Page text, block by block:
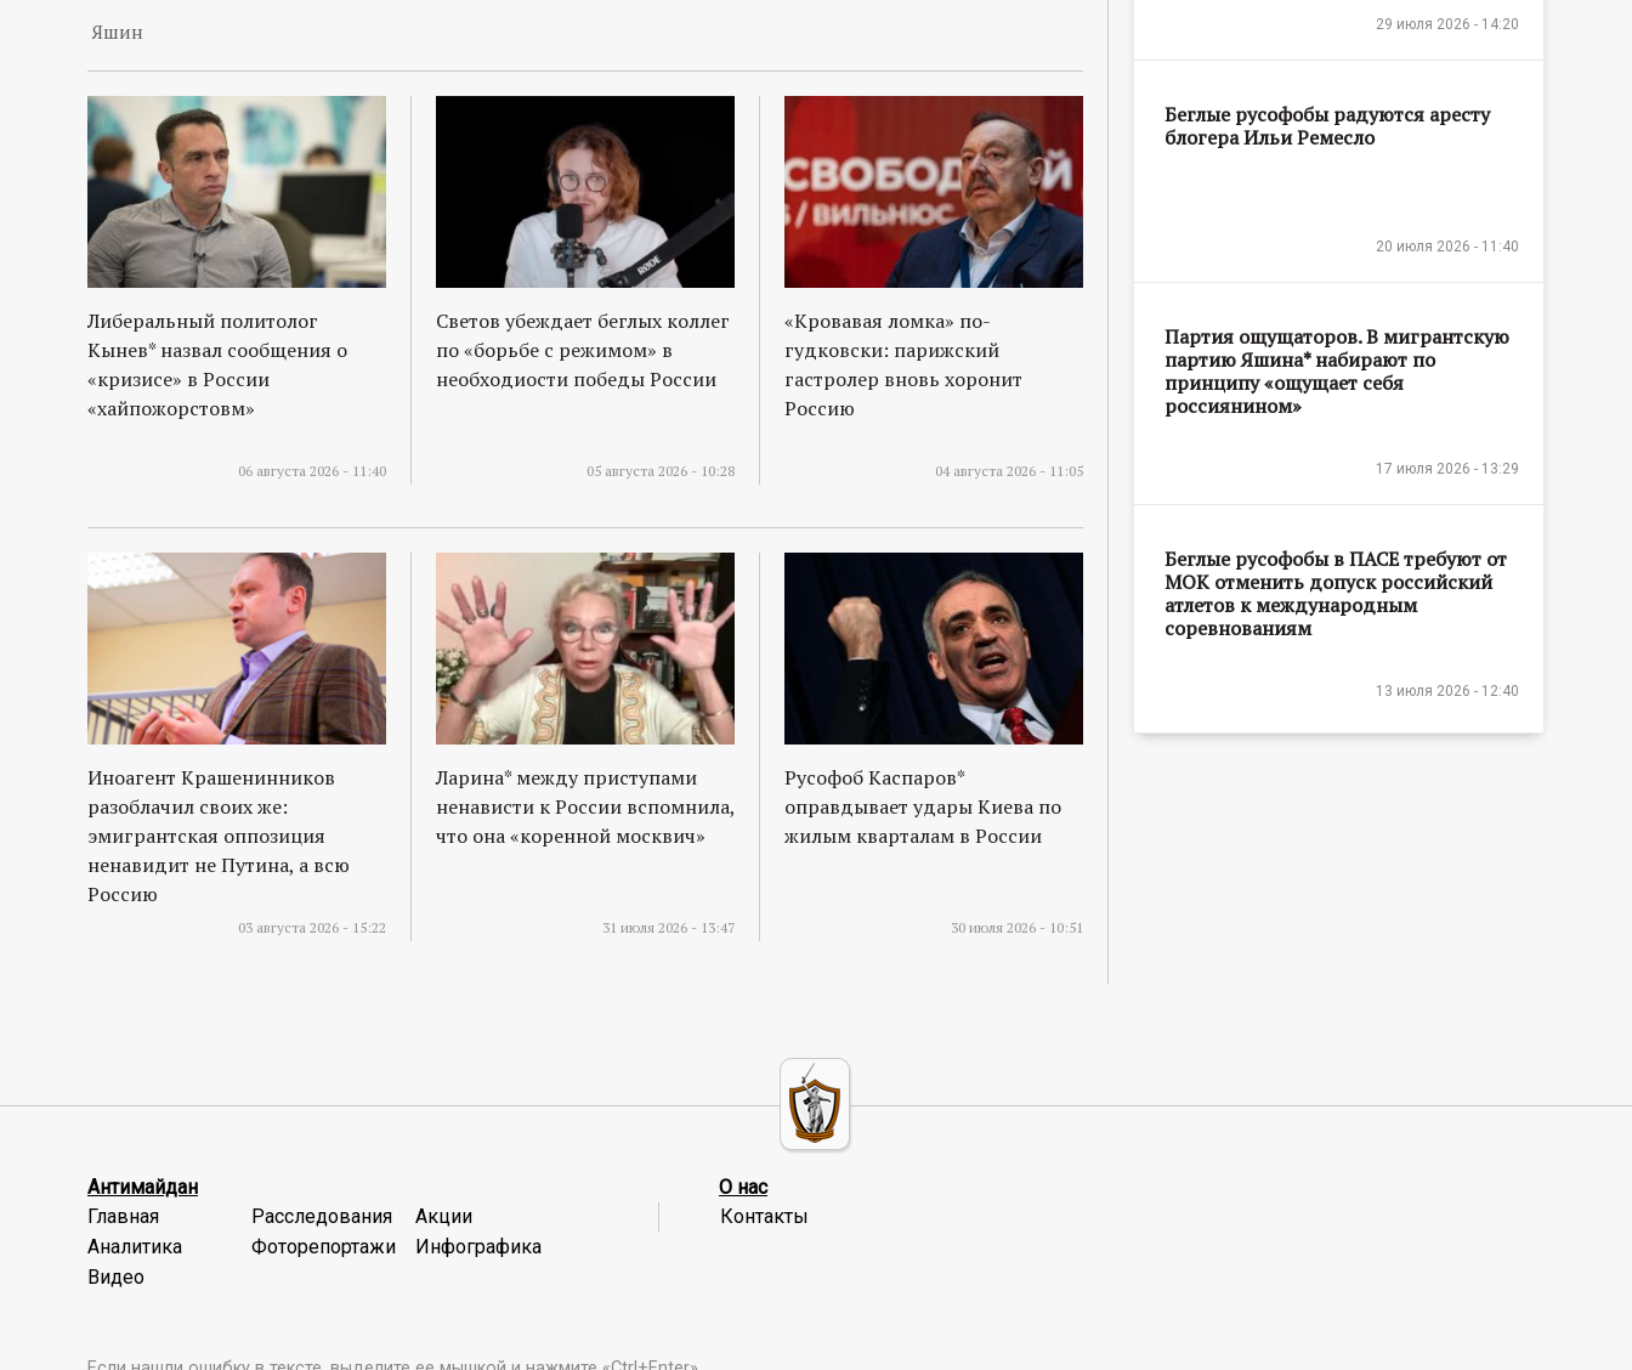
Яшин
Либеральный политолог
Кынев* назвал сообщения о
«кризисе» в России
«хайпожорстовм»
06 августа 2026 - 11:40
Светов убеждает беглых коллег
по «борьбе с режимом» в
необходиости победы России
05 августа 2026 - 10:28
«Кровавая ломка» по-
гудковски: парижский
гастролер вновь хоронит
Россию
04 августа 2026 - 11:05
Иноагент Крашенинников
разоблачил своих же:
эмигрантская оппозиция
ненавидит не Путина, а всю
Россию
03 августа 2026 - 15:22
Ларина* между приступами
ненависти к России вспомнила,
что она «коренной москвич»
31 июля 2026 - 13:47
Русофоб Каспаров*
оправдывает удары Киева по
жилым кварталам в России
30 июля 2026 - 10:51
29 июля 2026 - 14:20
Беглые русофобы радуются аресту
блогера Ильи Ремесло
20 июля 2026 - 11:40
Партия ощущаторов. В мигрантскую
партию Яшина* набирают по
принципу «ощущает себя
россиянином»
17 июля 2026 - 13:29
Беглые русофобы в ПАСЕ требуют от
МОК отменить допуск российский
атлетов к международным
соревнованиям
13 июля 2026 - 12:40
Антимайдан
Главная
Расследования
Акции
Аналитика
Фоторепортажи
Инфографика
Видео
О нас
Контакты